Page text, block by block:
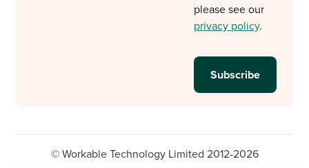
please see our
privacy policy.
© Workable Technology Limited 2012-2026